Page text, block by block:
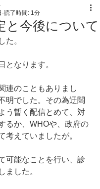
と今後について
読了時間: 1分
た。
となります。
連のこともありまし
明でした。その為迂闊
う暫く配信とめて、対
るか、WHOや、政府の
考えていましたが。
可能なことを行い、診
ました。